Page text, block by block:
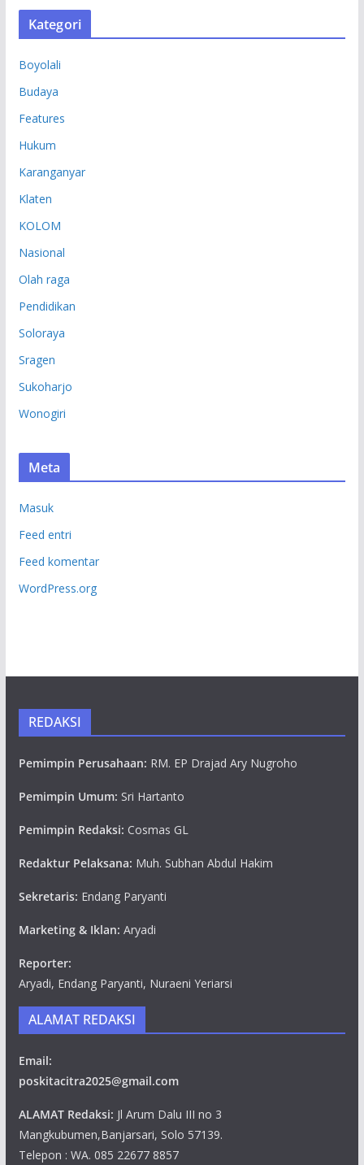
S
Kategori
Boyolali
Budaya
Features
Hukum
Karanganyar
Klaten
KOLOM
Nasional
Olah raga
Pendidikan
Soloraya
Sragen
Sukoharjo
Wonogiri
Meta
Masuk
Feed entri
Feed komentar
WordPress.org
REDAKSI
Pemimpin Perusahaan: RM. EP Drajad Ary Nugroho
Pemimpin Umum: Sri Hartanto
Pemimpin Redaksi: Cosmas GL
Redaktur Pelaksana: Muh. Subhan Abdul Hakim
Sekretaris: Endang Paryanti
Marketing & Iklan: Aryadi
Reporter:
Aryadi, Endang Paryanti, Nuraeni Yeriarsi
ALAMAT REDAKSI
Email:
poskitacitra2025@gmail.com
ALAMAT Redaksi: Jl Arum Dalu III no 3
Mangkubumen,Banjarsari, Solo 57139.
Telepon : WA. 085 22677 8857